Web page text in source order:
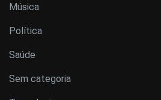
Música
Política
Saúde
Sem categoria